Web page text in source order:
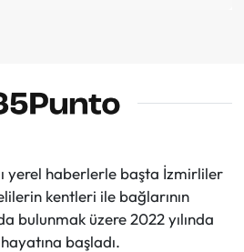
yerel haberlerle başta İzmirliler
kentleri ile bağlarının
bulunmak üzere 2022 yılında
başladı.